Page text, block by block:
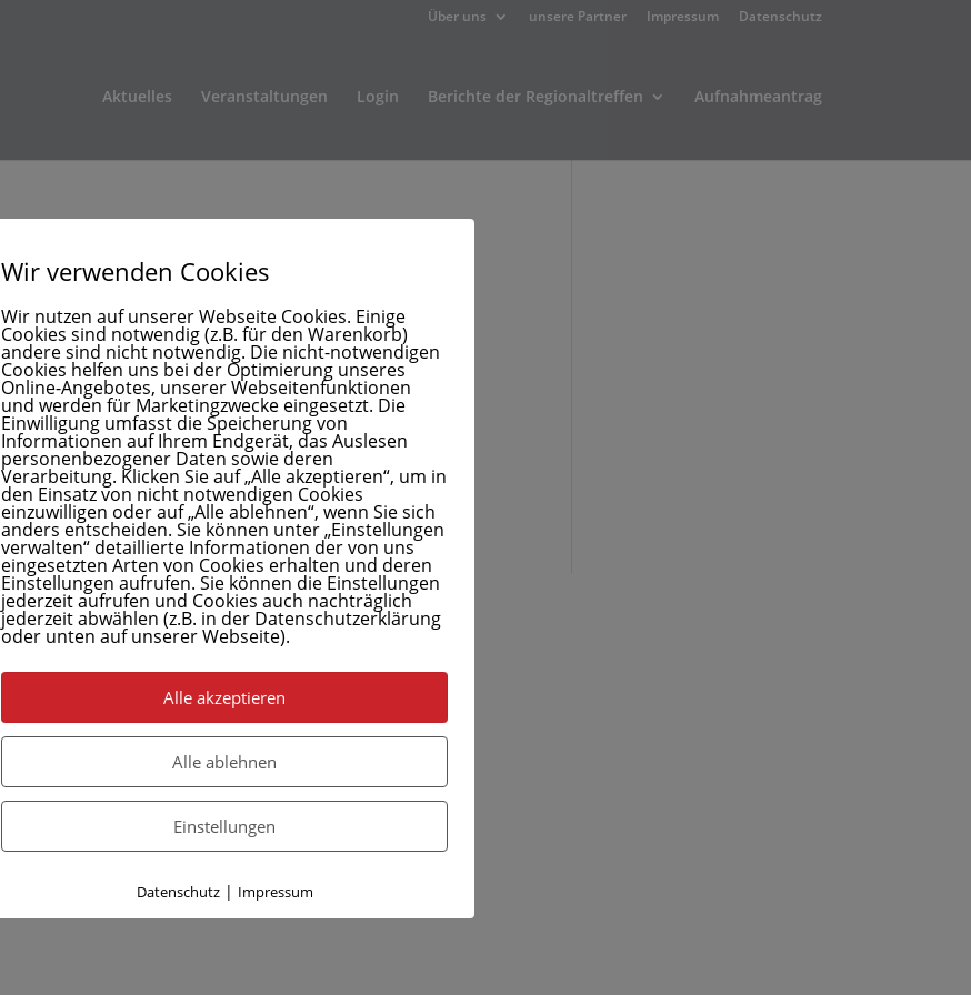
Über uns unsere Partner Impressum Datenschutz
Aktuelles Veranstaltungen Login Berichte der Regionaltreffen Aufnahmeantrag
Wir verwenden Cookies
Wir nutzen auf unserer Webseite Cookies. Einige
Cookies sind notwendig (z.B. für den Warenkorb)
andere sind nicht notwendig. Die nicht-notwendigen
Cookies helfen uns bei der Optimierung unseres
Online-Angebotes, unserer Webseitenfunktionen
und werden für Marketingzwecke eingesetzt. Die
Einwilligung umfasst die Speicherung von
Informationen auf Ihrem Endgerät, das Auslesen
personenbezogener Daten sowie deren
Verarbeitung. Klicken Sie auf „Alle akzeptieren“, um in
den Einsatz von nicht notwendigen Cookies
einzuwilligen oder auf „Alle ablehnen“, wenn Sie sich
anders entscheiden. Sie können unter „Einstellungen
verwalten“ detaillierte Informationen der von uns
eingesetzten Arten von Cookies erhalten und deren
Einstellungen aufrufen. Sie können die Einstellungen
jederzeit aufrufen und Cookies auch nachträglich
jederzeit abwählen (z.B. in der Datenschutzerklärung
oder unten auf unserer Webseite).
Alle akzeptieren
Alle ablehnen
Einstellungen
Datenschutz| Impressum